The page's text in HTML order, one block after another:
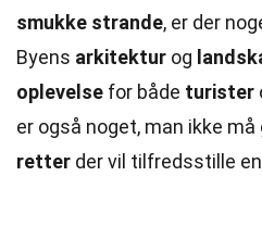
smukke strande, er der
Byens arkitektur og
oplevelse for både turister
er også noget, man ikke må
retter der vil tilfredsstille